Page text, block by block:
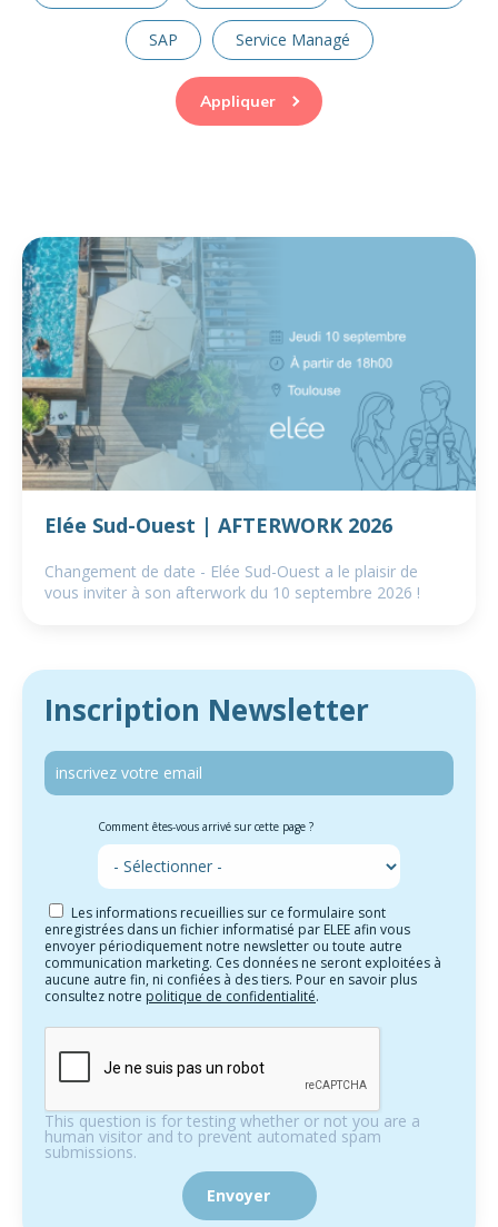
SAP Service Managé
Appliquer
Inscription Newsletter
Comment êtes-vous arrivé sur cette page ?
Les informations recueillies sur ce formulaire sont
enregistrées dans un fichier informatisé par ELEE afin vous
envoyer périodiquement notre newsletter ou toute autre
communication marketing. Ces données ne seront exploitées à
aucune autre fin, ni confiées à des tiers. Pour en savoir plus
consultez notre politique de confidentialité.
This question is for testing whether or not you are a
human visitor and to prevent automated spam
submissions.
Elée Sud-Ouest | AFTERWORK 2026
Changement de date - Elée Sud-Ouest a le plaisir de
vous inviter à son afterwork du 10 septembre 2026 !